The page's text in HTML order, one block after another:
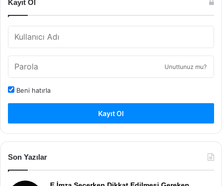
Kayıt Ol
Unuttunuz mu?
Beni hatırla
Kayıt Ol
Son Yazılar